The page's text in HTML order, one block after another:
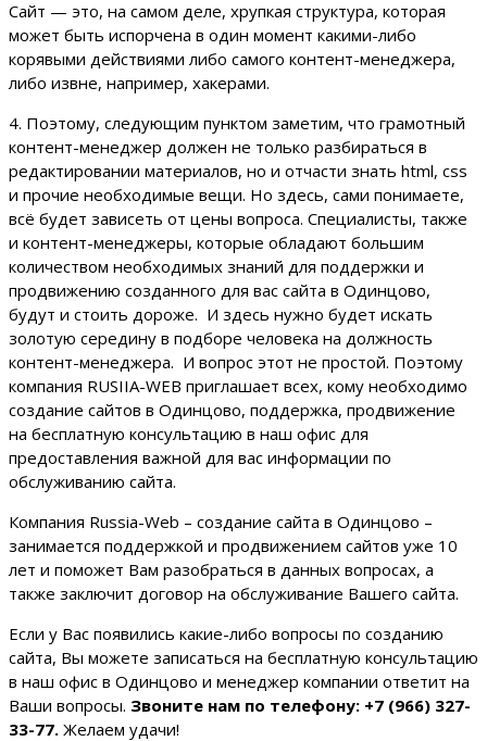
Сайт — это, на самом деле, хрупкая структура, которая
может быть испорчена в один момент какими-либо
корявыми действиями либо самого контент-менеджера,
либо извне, например, хакерами.
4. Поэтому, следующим пунктом заметим, что грамотный
контент-менеджер должен не только разбираться в
редактировании материалов, но и отчасти знать html, css
и прочие необходимые вещи. Но здесь, сами понимаете,
всё будет зависеть от цены вопроса. Специалисты, также
и контент-менеджеры, которые обладают большим
количеством необходимых знаний для поддержки и
продвижению созданного для вас сайта в Одинцово,
будут и стоить дороже. И здесь нужно будет искать
золотую середину в подборе человека на должность
контент-менеджера. И вопрос этот не простой. Поэтому
компания RUSIIA-WEB приглашает всех, кому необходимо
создание сайтов в Одинцово, поддержка, продвижение
на бесплатную консультацию в наш офис для
предоставления важной для вас информации по
обслуживанию сайта.
Компания Russia-Web – создание сайта в Одинцово –
занимается поддержкой и продвижением сайтов уже 10
лет и поможет Вам разобраться в данных вопросах, а
также заключит договор на обслуживание Вашего сайта.
Если у Вас появились какие-либо вопросы по созданию
сайта, Вы можете записаться на бесплатную консультацию
в наш офис в Одинцово и менеджер компании ответит на
Ваши вопросы. Звоните нам по телефону: +7 (966) 327-
33-77. Желаем удачи!